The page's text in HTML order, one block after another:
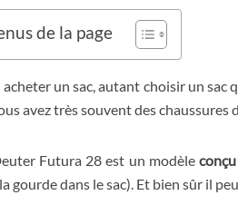
de la page
un sac, autant choisir un sac
avez très souvent des
Futura 28 est un modèle
gourde dans le sac). Et bien sûr il